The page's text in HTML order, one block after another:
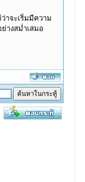
าจะเริ่มมีความ
างสม่ำเสมอ